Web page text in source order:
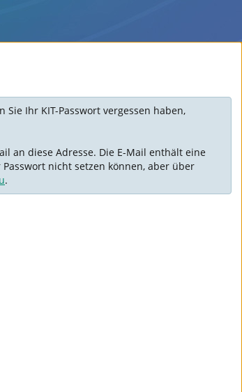
Ihr KIT-Passwort vergessen haben,
an diese Adresse. Die E-Mail enthält eine
nicht setzen können, aber über
.